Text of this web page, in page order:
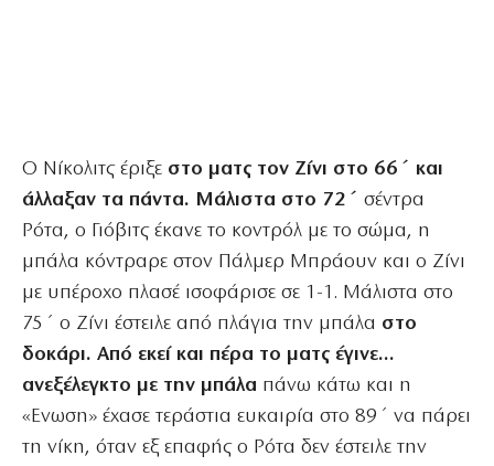
Ο Νίκολιτς έριξε στο ματς τον Ζίνι στο 66΄ και
άλλαξαν τα πάντα. Μάλιστα στο 72΄ σέντρα
Ρότα, ο Γιόβιτς έκανε το κοντρόλ με το σώμα, η
μπάλα κόντραρε στον Πάλμερ Μπράουν και ο Ζίνι
με υπέροχο πλασέ ισοφάρισε σε 1-1. Μάλιστα στο
75΄ ο Ζίνι έστειλε από πλάγια την μπάλα στο
δοκάρι. Από εκεί και πέρα το ματς έγινε…
ανεξέλεγκτο με την μπάλα πάνω κάτω και η
«Ενωση» έχασε τεράστια ευκαιρία στο 89΄ να πάρει
τη νίκη, όταν εξ επαφής ο Ρότα δεν έστειλε την